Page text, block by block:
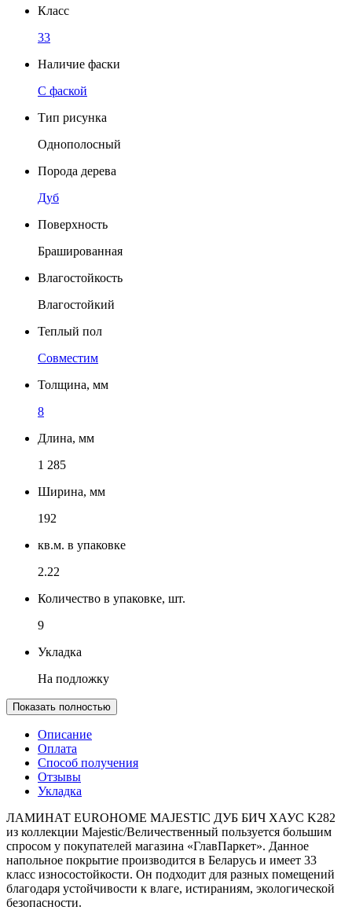
Класс
33
Наличие фаски
C фаской
Тип рисунка
Однополосный
Порода дерева
Дуб
Поверхность
Брашированная
Влагостойкость
Влагостойкий
Теплый пол
Совместим
Толщина, мм
8
Длина, мм
1 285
Ширина, мм
192
кв.м. в упаковке
2.22
Количество в упаковке, шт.
9
Укладка
На подложку
Показать полностью
Описание
Оплата
Способ получения
Отзывы
Укладка
ЛАМИНАТ EUROHOME MAJESTIC ДУБ БИЧ ХАУС K282
из коллекции Majestic/Величественный пользуется большим
спросом у покупателей магазина «ГлавПаркет». Данное
напольное покрытие производится в Беларусь и имеет 33
класс износостойкости. Он подходит для разных помещений
благодаря устойчивости к влаге, истираниям, экологической
безопасности.